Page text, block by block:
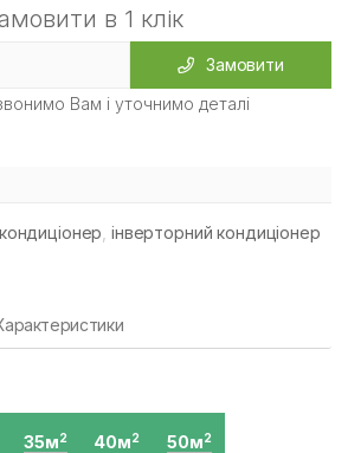
в 1 клік
Замовити
Вам і уточнимо деталі
інверторний кондиціонер
35м2 40м2 50м2